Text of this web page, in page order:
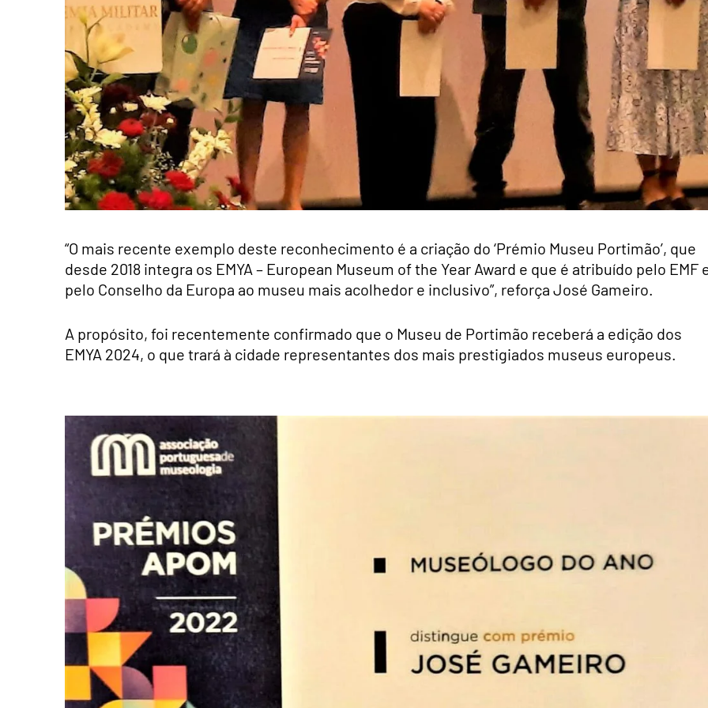
“O mais recente exemplo deste reconhecimento é a criação do ‘Prémio Museu Portimão’, que
desde 2018 integra os EMYA – European Museum of the Year Award e que é atribuído pelo EMF
pelo Conselho da Europa ao museu mais acolhedor e inclusivo”, reforça José Gameiro.
A propósito, foi recentemente confirmado que o Museu de Portimão receberá a edição dos
EMYA 2024, o que trará à cidade representantes dos mais prestigiados museus europeus.